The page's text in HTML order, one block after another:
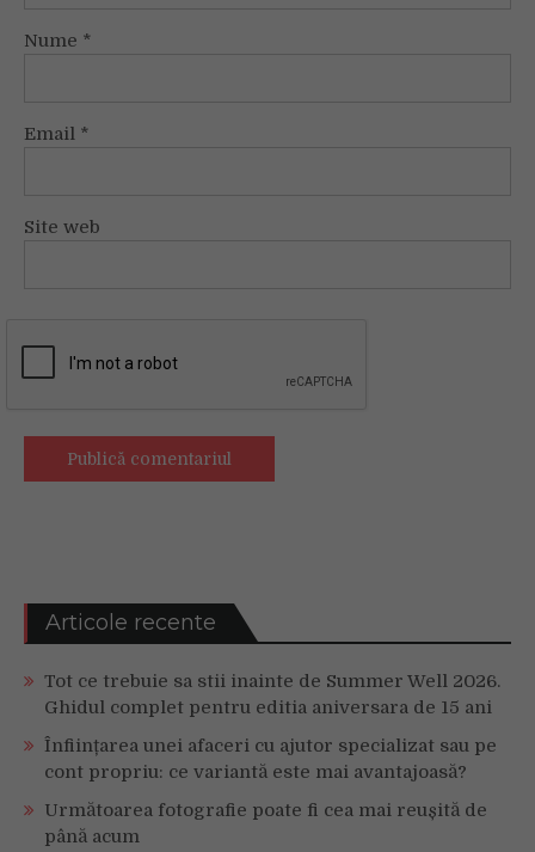
Nume *
Email *
Site web
Articole recente
Tot ce trebuie sa stii inainte de Summer Well 2026.
Ghidul complet pentru editia aniversara de 15 ani
Înființarea unei afaceri cu ajutor specializat sau pe
cont propriu: ce variantă este mai avantajoasă?
Următoarea fotografie poate fi cea mai reușită de
până acum